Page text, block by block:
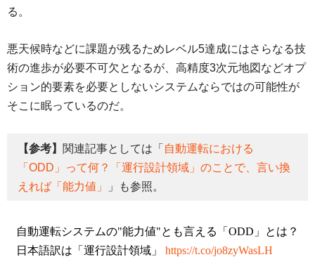
る。
悪天候時などに課題が残るためレベル5達成にはさらなる技
術の進歩が必要不可欠となるが、高精度3次元地図などオプ
ション的要素を必要としないシステムならではの可能性が
そこに眠っているのだ。
【参考】 関連記事としては「 自動運転における
「ODD」って何？「運行設計領域」のことで、言い換
えれば「能力値」
」も参照。
自動運転システムの"能力値"とも言える「ODD」とは？
日本語訳は「運行設計領域」 https://t.co/jo8zyWasLH